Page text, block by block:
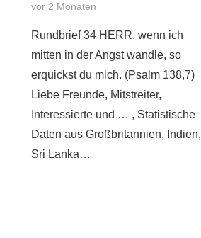
vor 2 Monaten
Rundbrief 34 HERR, wenn ich
mitten in der Angst wandle, so
erquickst du mich. (Psalm 138,7)
Liebe Freunde, Mitstreiter,
Interessierte und … , Statistische
Daten aus Großbritannien, Indien,
Sri Lanka…